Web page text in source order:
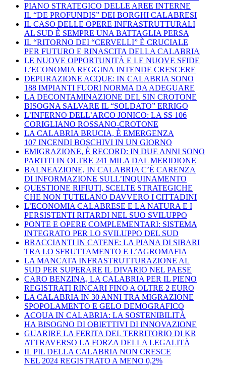
PIANO STRATEGICO DELLE AREE INTERNE
IL “DE PROFUNDIS” DEI BORGHI CALABRESI
IL CASO DELLE OPERE INFRASTRUTTURALI
AL SUD È SEMPRE UNA BATTAGLIA PERSA
IL “RITORNO DEI “CERVELLI” È CRUCIALE
PER FUTURO E RINASCITA DELLA CALABRIA
LE NUOVE OPPORTUNITÀ E LE NUOVE SFIDE
L’ECONOMIA REGGINA INTENDE CRESCERE
DEPURAZIONE ACQUE: IN CALABRIA SONO
188 IMPIANTI FUORI NORMA DA ADEGUARE
LA DECONTAMINAZIONE DEL SIN CROTONE
BISOGNA SALVARE IL “SOLDATO” ERRIGO
L’INFERNO DELL’ARCO JONICO: LA SS 106
CORIGLIANO ROSSANO-CROTONE
LA CALABRIA BRUCIA, È EMERGENZA
107 INCENDI BOSCHIVI IN UN GIORNO
EMIGRAZIONE, È RECORD: IN DUE ANNI SONO
PARTITI IN OLTRE 241 MILA DAL MERIDIONE
BALNEAZIONE, IN CALABRIA C’È CARENZA
DI INFORMAZIONE SULL’INQUINAMENTO
QUESTIONE RIFIUTI, SCELTE STRATEGICHE
CHE NON TUTELANO DAVVERO I CITTADINI
L’ECONOMIA CALABRESE E LA NATURA E I
PERSISTENTI RITARDI NEL SUO SVILUPPO
PONTE E OPERE COMPLEMENTARI: SISTEMA
INTEGRATO PER LO SVILUPPO DEL SUD
BRACCIANTI IN CATENE: LA PIANA DI SIBARI
TRA LO SFRUTTAMENTO E L’AGROMAFIA
LA MANCATA INFRASTRUTTURAZIONE AL
SUD PER SUPERARE IL DIVARIO NEL PAESE
CARO BENZINA, LA CALABRIA PER IL PIENO
REGISTRATI RINCARI FINO A OLTRE 2 EURO
LA CALABRIA IN 30 ANNI TRA MIGRAZIONE
SPOPOLAMENTO E GELO DEMOGRAFICO
ACQUA IN CALABRIA: LA SOSTENIBILITÀ
HA BISOGNO DI OBIETTIVI DI INNOVAZIONE
GUARIRE LA FERITA DEL TERRITORIO DI KR
ATTRAVERSO LA FORZA DELLA LEGALITÀ
IL PIL DELLA CALABRIA NON CRESCE
NEL 2024 REGISTRATO A MENO 0,2%